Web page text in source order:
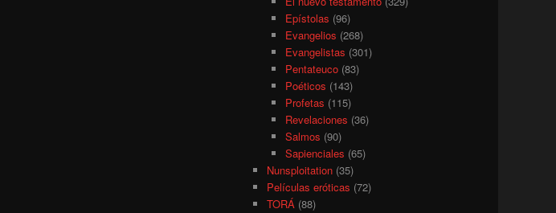
Epístolas (96)
Evangelios (268)
Evangelistas (301)
Pentateuco(83)
Poéticos (143)
Profetas (115)
Revelaciones (36)
Salmos (90)
Sapienciales (65)
Nunsploitation (35)
Películas eróticas (72)
TORÁ (88)